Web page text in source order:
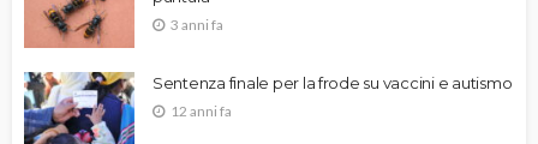
3 anni fa
Sentenza finale per la frode su vaccini e autismo
12 anni fa